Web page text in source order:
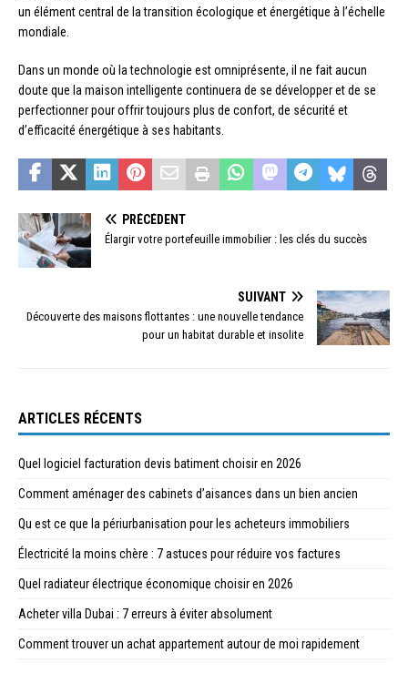
un élément central de la transition écologique et énergétique à l’échelle
mondiale.
Dans un monde où la technologie est omniprésente, il ne fait aucun
doute que la maison intelligente continuera de se développer et de se
perfectionner pour offrir toujours plus de confort, de sécurité et
d’efficacité énergétique à ses habitants.
PRÉCÉDENT
Élargir votre portefeuille immobilier : les clés du succès
SUIVANT
Découverte des maisons flottantes : une nouvelle tendance
pour un habitat durable et insolite
ARTICLES RÉCENTS
Quel logiciel facturation devis batiment choisir en 2026
Comment aménager des cabinets d’aisances dans un bien ancien
Qu est ce que la périurbanisation pour les acheteurs immobiliers
Électricité la moins chère : 7 astuces pour réduire vos factures
Quel radiateur électrique économique choisir en 2026
Acheter villa Dubai : 7 erreurs à éviter absolument
Comment trouver un achat appartement autour de moi rapidement